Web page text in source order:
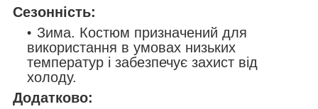
Сезонність:
Зима. Костюм призначений для
використання в умовах низьких
температур і забезпечує захист від
холоду.
Додатково: